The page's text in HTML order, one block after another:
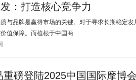
：打造核心竞争力
与品牌是赢得市场的关键。对于寻求长期稳定
值保障。而植根于中国商...
重磅登陆2025中国国际摩博